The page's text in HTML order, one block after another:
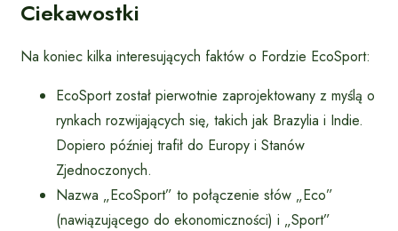
Ciekawostki
Na koniec kilka interesujących faktów o Fordzie EcoSport:
EcoSport został pierwotnie zaprojektowany z myślą o
rynkach rozwijających się, takich jak Brazylia i Indie.
Dopiero później trafił do Europy i Stanów
Zjednoczonych.
Nazwa „EcoSport” to połączenie słów „Eco”
(nawiązującego do ekonomiczności) i „Sport”